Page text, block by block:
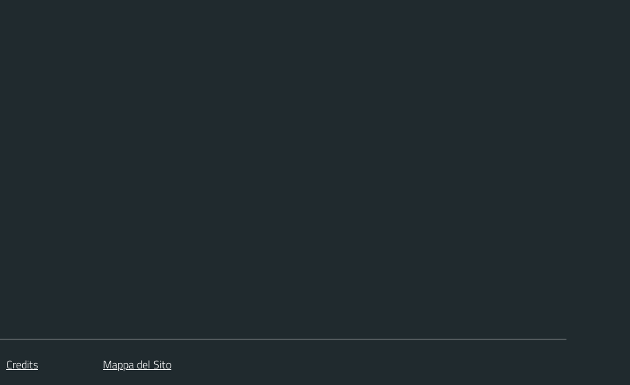
Credits Mappa del Sito